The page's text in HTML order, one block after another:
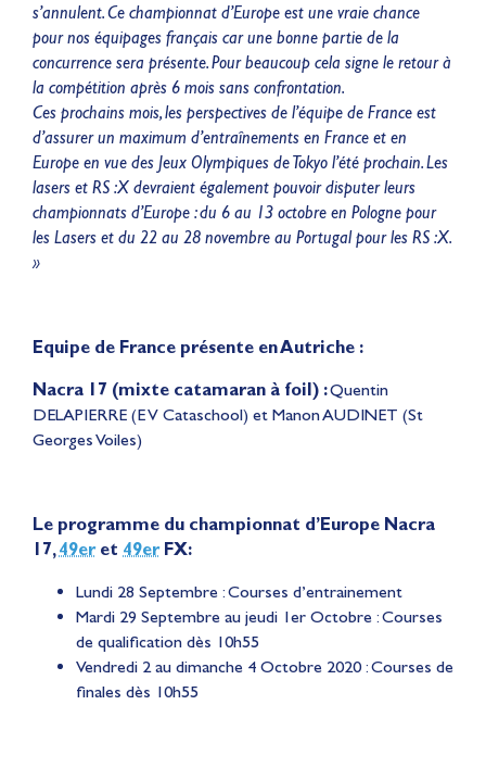
s’annulent. Ce championnat d’Europe est une vraie chance
pour nos équipages français car une bonne partie de la
concurrence sera présente. Pour beaucoup cela signe le retour à
la compétition après 6 mois sans confrontation.
Ces prochains mois, les perspectives de l’équipe de France est
d’assurer un maximum d’entraînements en France et en
Europe en vue des Jeux Olympiques de Tokyo l’été prochain. Les
lasers et RS :X devraient également pouvoir disputer leurs
championnats d’Europe : du 6 au 13 octobre en Pologne pour
les Lasers et du 22 au 28 novembre au Portugal pour les RS :X.
»
Equipe de France présente en Autriche :
Nacra 17 (mixte catamaran à foil) :Quentin
DELAPIERRE (E V Cataschool) et Manon AUDINET (St
Georges Voiles)
Le programme du championnat d’Europe Nacra
17,49eret 49erFX:
Lundi 28 Septembre : Courses d’entrainement
Mardi 29 Septembre au jeudi 1er Octobre : Courses
de qualification dès 10h55
Vendredi 2 au dimanche 4 Octobre 2020 : Courses de
finales dès 10h55